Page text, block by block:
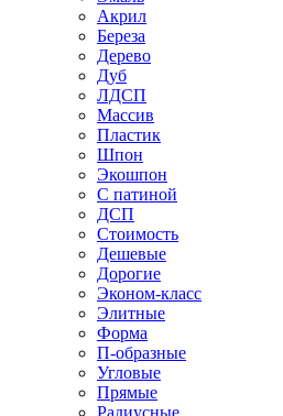
Акрил
Береза
Дерево
Дуб
ЛДСП
Массив
Пластик
Шпон
Экошпон
С патиной
ДСП
Стоимость
Дешевые
Дорогие
Эконом-класс
Элитные
Форма
П-образные
Угловые
Прямые
Радиусные